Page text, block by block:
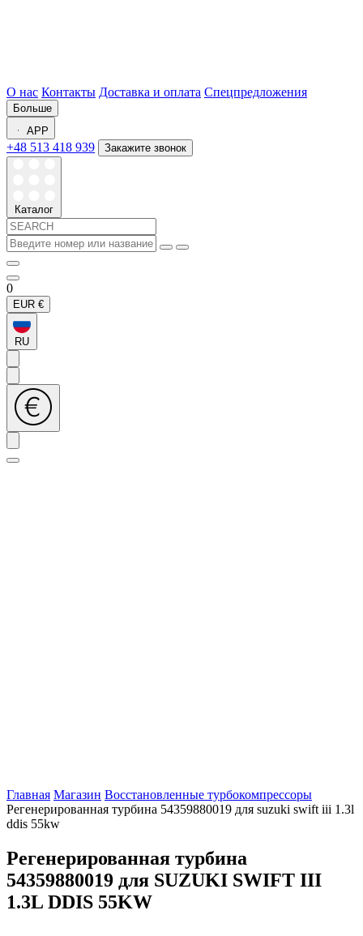
О нас Контакты Доставка и оплата Спецпредложения
Больше
APP
+48 513 418 939 Закажите звонок
Каталог
0
EUR €
RU
Главная Магазин Восстановленные турбокомпрессоры
Регенерированная турбина 54359880019 для suzuki swift iii 1.3l
ddis 55kw
Регенерированная турбина
54359880019 для SUZUKI SWIFT III
1.3L DDIS 55KW